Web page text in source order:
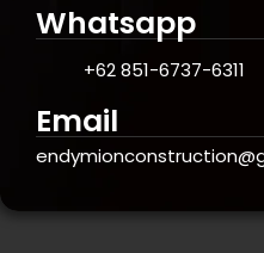
Whatsapp
+62 851-6737-6311
Email